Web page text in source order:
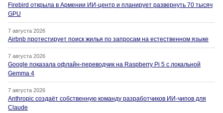
Firebird открыла в Армении ИИ-центр и планирует развернуть 70 тысяч
GPU
7 августа 2026
Airbnb протестирует поиск жилья по запросам на естественном языке
7 августа 2026
Google показала офлайн-переводчик на Raspberry Pi 5 с локальной
Gemma 4
7 августа 2026
Anthropic создаёт собственную команду разработчиков ИИ-чипов для
Claude